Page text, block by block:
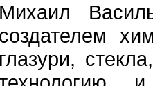
Михаил
создателем
глазури,